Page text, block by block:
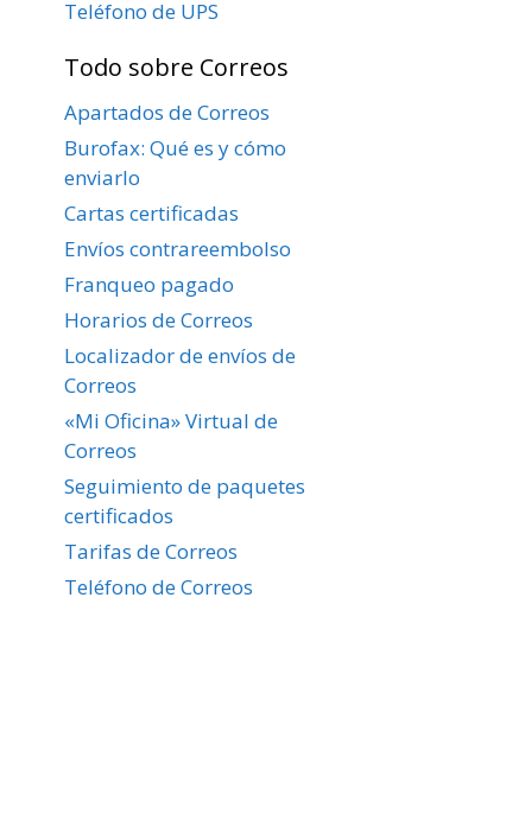
Teléfono de UPS
Todo sobre Correos
Apartados de Correos
Burofax: Qué es y cómo
enviarlo
Cartas certificadas
Envíos contrareembolso
Franqueo pagado
Horarios de Correos
Localizador de envíos de
Correos
«Mi Oficina» Virtual de
Correos
Seguimiento de paquetes
certificados
Tarifas de Correos
Teléfono de Correos